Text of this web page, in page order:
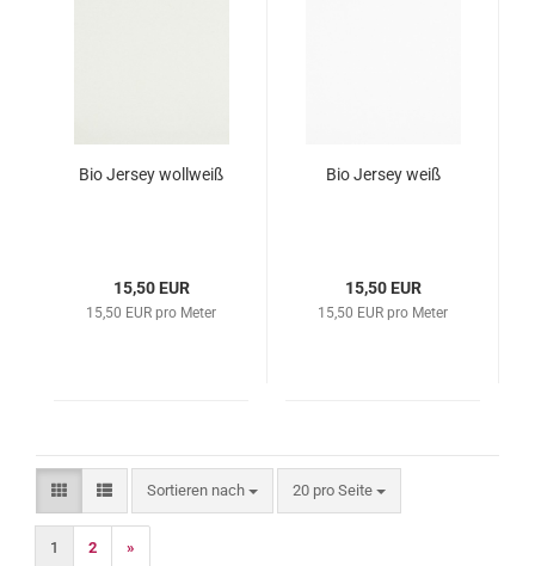
Bio Jersey wollweiß
15,50 EUR
15,50 EUR pro Meter
Bio Jersey weiß
15,50 EUR
15,50 EUR pro Meter
Sortieren nach
Sortieren nach 20 pro Seite
pro Seite
1 2 »